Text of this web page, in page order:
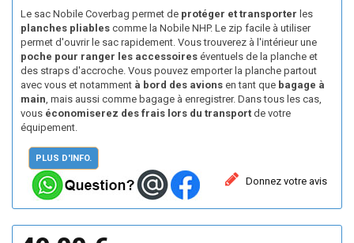
Le sac Nobile Coverbag permet de protéger et transporter les
planches pliables comme la Nobile NHP. Le zip facile à utiliser
permet d'ouvrir le sac rapidement. Vous trouverez à l'intérieur une
poche pour ranger les accessoires éventuels de la planche et
des straps d'accroche. Vous pouvez emporter la planche partout
avec vous et notamment à bord des avions en tant que bagage à
main , mais aussi comme bagage à enregistrer. Dans tous les cas,
vous économiserez des frais lors du transport de votre
équipement.
PLUS D'INFO.
Donnez votre avis